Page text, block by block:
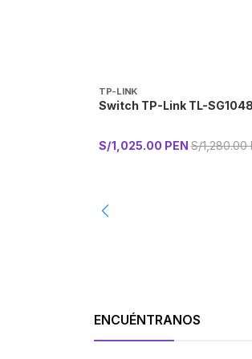
TP-LINK
Switch TP-Link TL-
-
S/1,025.00 PEN S/1,280.00
ENCUÉNTRANOS